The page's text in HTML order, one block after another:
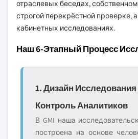
отраслевых беседах,
строгой перекрёстной проверке,
кабинетных исследованиях.
Наш 6-Этапный Процесс
1. Дизайн
Контроль Аналитиков
В GMI наша
построена на основе